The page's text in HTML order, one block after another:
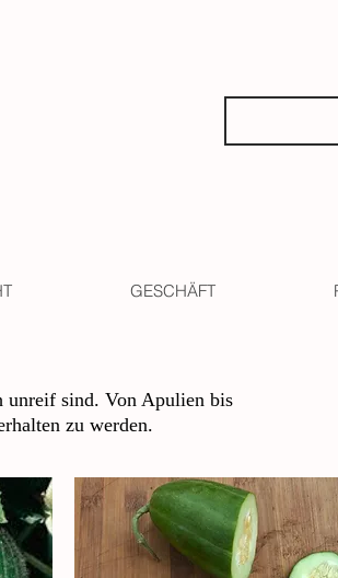
GESCHÄFT
unreif sind. Von Apulien bis
zu werden.